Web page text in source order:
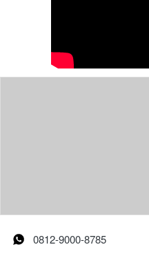
0812-9000-8785